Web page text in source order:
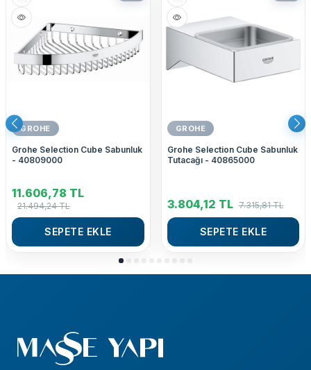
GROHE
Grohe Selection Cube Sabunluk
- 40809000
11.606,78 TL
21.494,24TL
SEPETE EKLE
GROHE
Grohe Selection Cube Sabunluk
Tutacağı - 40865000
3.804,12 TL 7.315,81TL
SEPETE EKLE